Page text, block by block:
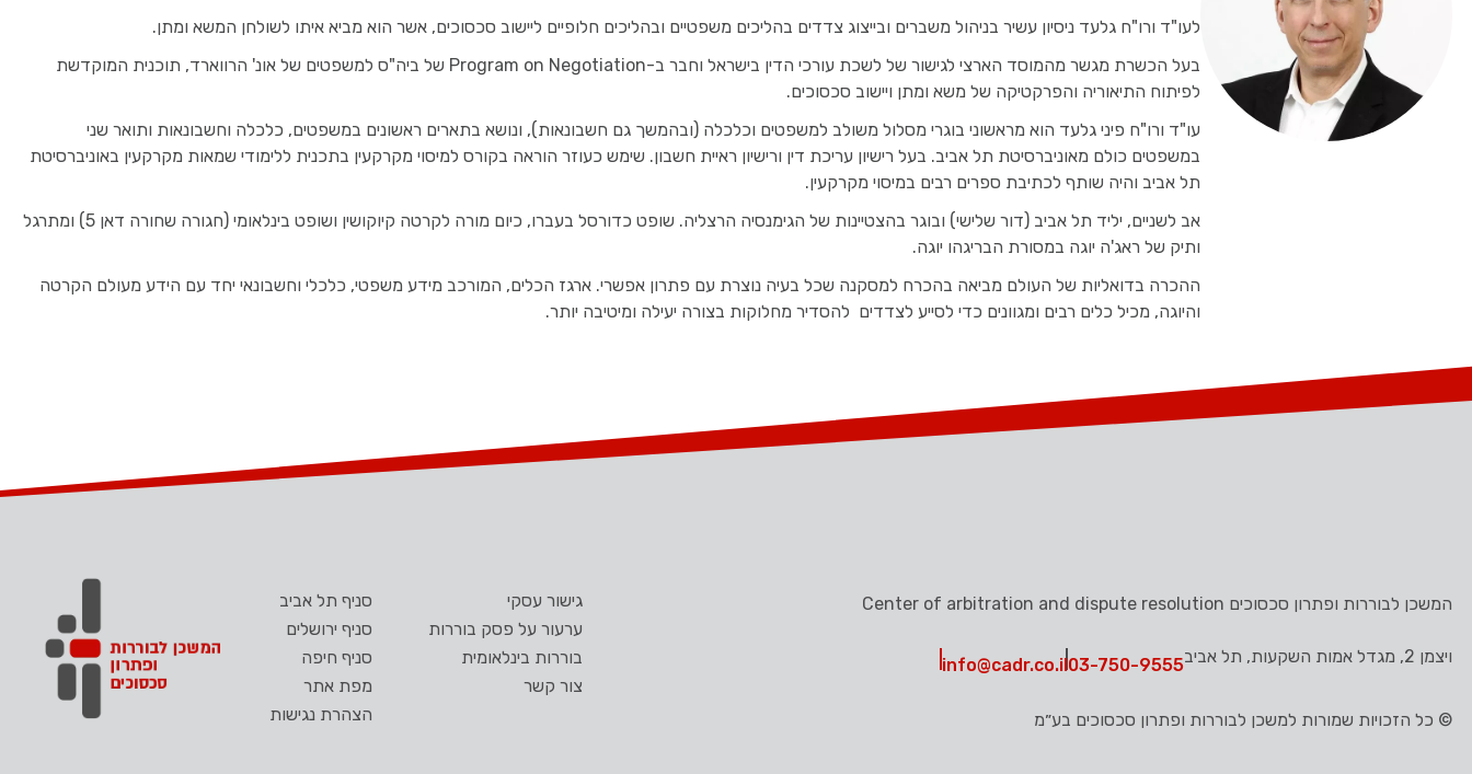
לעו"ד ורו"ח גלעד ניסיון עשיר בניהול משברים ובייצוג צדדים בהליכים משפטיים ובהליכים חלופיים ליישוב סכסוכים, אשר הוא מביא איתו לשולחן המשא ומתן.
בעל הכשרת מגשר מהמוסד הארצי לגישור של לשכת עורכי הדין בישראל וחבר ב-Program on Negotiation של ביה"ס למשפטים של אונ' הרווארד, תוכנית המוקדשת
לפיתוח התיאוריה והפרקטיקה של משא ומתן ויישוב סכסוכים.
עו"ד ורו"ח פיני גלעד הוא מראשוני בוגרי מסלול משולב למשפטים וכלכלה (ובהמשך גם חשבונאות), ונושא בתארים ראשונים במשפטים, כלכלה וחשבונאות ותואר שני
במשפטים כולם מאוניברסיטת תל אביב. בעל רישיון עריכת דין ורישיון ראיית חשבון. שימש כעוזר הוראה בקורס למיסוי מקרקעין בתכנית ללימודי שמאות מקרקעין באוניברסיטת
תל אביב והיה שותף לכתיבת ספרים רבים במיסוי מקרקעין.
אב לשניים, יליד תל אביב (דור שלישי) ובוגר בהצטיינות של הגימנסיה הרצליה. שופט כדורסל בעברו, כיום מורה לקרטה קיוקושין ושופט בינלאומי (חגורה שחורה דאן 5) ומתרגל
ותיק של ראג'ה יוגה במסורת הבריגהו יוגה.
ההכרה בדואליות של העולם מביאה בהכרח למסקנה שכל בעיה נוצרת עם פתרון אפשרי. ארגז הכלים, המורכב מידע משפטי, כלכלי וחשבונאי יחד עם הידע מעולם הקרטה
והיוגה, מכיל כלים רבים ומגוונים כדי לסייע לצדדים להסדיר מחלוקות בצורה יעילה ומיטיבה יותר.
המשכן לבוררות ופתרון סכסוכים Center of arbitration and dispute resolution
ויצמן 2, מגדל אמות השקעות, תל אביב 03-750-9555
info@cadr.co.il
© כל הזכויות שמורות למשכן לבוררות ופתרון סכסוכים בע״מ
גישור עסקי
ערעור על פסק בוררות
בוררות בינלאומית
צור קשר
סניף תל אביב
סניף ירושלים
סניף חיפה
מפת אתר
הצהרת נגישות